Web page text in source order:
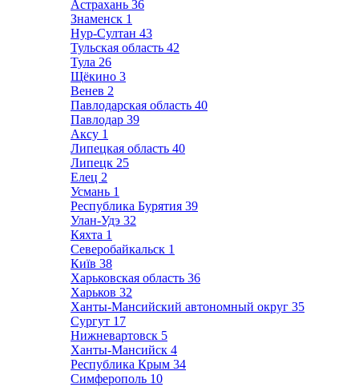
Астрахань 36
Знаменск 1
Нур-Султан 43
Тульская область 42
Тула 26
Щёкино 3
Венев 2
Павлодарская область 40
Павлодар 39
Аксу 1
Липецкая область 40
Липецк 25
Елец 2
Усмань 1
Республика Бурятия 39
Улан-Удэ 32
Кяхта 1
Северобайкальск 1
Київ 38
Харьковская область 36
Харьков 32
Ханты-Мансийский автономный округ 35
Сургут 17
Нижневартовск 5
Ханты-Мансийск 4
Республика Крым 34
Симферополь 10